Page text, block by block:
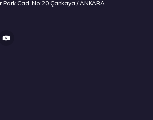
Park Cad. No:20 Çankaya / ANKARA